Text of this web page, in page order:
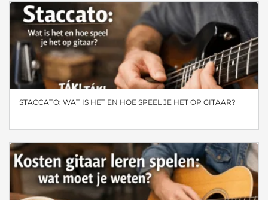
STACCATO: WAT IS HET EN HOE SPEEL JE HET OP GITAAR?